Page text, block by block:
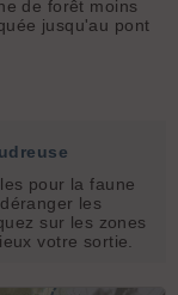
de forêt moins
jusqu'au pont
pour la faune
les
sur les zones
votre sortie.